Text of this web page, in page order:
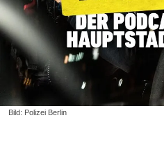
Bild: Polizei Berlin